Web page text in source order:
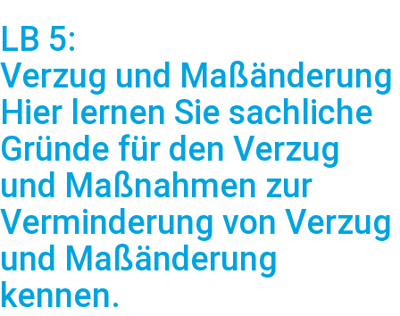
LB 5:
Verzug und Maßänderung
Hier lernen Sie sachliche
Gründe für den Verzug
und Maßnahmen zur
Verminderung von Verzug
und Maßänderung
kennen.